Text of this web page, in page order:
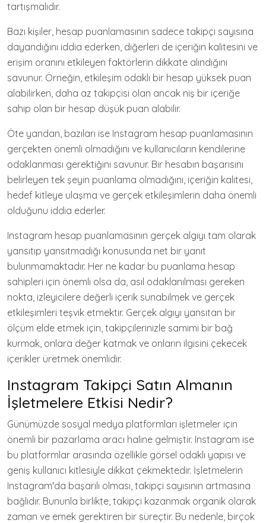
tartışmalıdır.
Bazı kişiler, hesap puanlamasının sadece takipçi sayısına
dayandığını iddia ederken, diğerleri de içeriğin kalitesini ve
erişim oranını etkileyen faktörlerin dikkate alındığını
savunur. Örneğin, etkileşim odaklı bir hesap yüksek puan
alabilirken, daha az takipçisi olan ancak niş bir içeriğe
sahip olan bir hesap düşük puan alabilir.
Öte yandan, bazıları ise Instagram hesap puanlamasının
gerçekten önemli olmadığını ve kullanıcıların kendilerine
odaklanması gerektiğini savunur. Bir hesabın başarısını
belirleyen tek şeyin puanlama olmadığını, içeriğin kalitesi,
hedef kitleye ulaşma ve gerçek etkileşimlerin daha önemli
olduğunu iddia ederler.
Instagram hesap puanlamasının gerçek algıyı tam olarak
yansıtıp yansıtmadığı konusunda net bir yanıt
bulunmamaktadır. Her ne kadar bu puanlama hesap
sahipleri için önemli olsa da, asıl odaklanılması gereken
nokta, izleyicilere değerli içerik sunabilmek ve gerçek
etkileşimleri teşvik etmektir. Gerçek algıyı yansıtan bir
ölçüm elde etmek için, takipçilerinizle samimi bir bağ
kurmak, onlara değer katmak ve onların ilgisini çekecek
içerikler üretmek önemlidir.
Instagram Takipçi Satın Almanın
İşletmelere Etkisi Nedir?
Günümüzde sosyal medya platformları işletmeler için
önemli bir pazarlama aracı haline gelmiştir. Instagram ise
bu platformlar arasında özellikle görsel odaklı yapısı ve
geniş kullanıcı kitlesiyle dikkat çekmektedir. İşletmelerin
Instagram'da başarılı olması, takipçi sayısının artmasına
bağlıdır. Bununla birlikte, takipçi kazanmak organik olarak
zaman ve emek gerektiren bir süreçtir. Bu nedenle, birçok